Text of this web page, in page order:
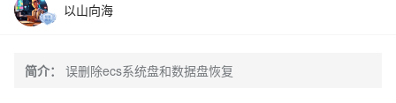
以山向海
简介： 误删除ecs系统盘和数据盘恢复